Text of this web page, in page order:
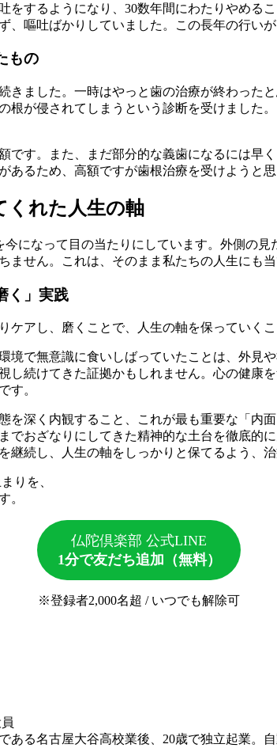
をするようになり、30数年間にわたりやめる
、嘔吐ばかりしていました。この長年の行い
もの
きました。一時はやっと歯の治療が終わった
根が侵されてしまうという診断を受けました
です。また、まだ部分的な義歯になるには早
あるため、高額ですが歯根治療を受けようと思
くれた人生の軸
今になって目の当たりにしています。外側の
ません。これは、そのまま私たちの人生にも
く」実践
ケアし、磨くことで、人生の軸を保っていく
境で無意識に食いしばっていたことは、外見
し続けてきた証拠かもしれません。心の健康
す。
を深く内観すること、これが最も重要な「内
でおざなりにしてきた精神的な土台を徹底的
継続し、人生の軸をしっかりと保てるよう、治
りを、
。
仏陀倶楽部 公式LINE
1分で友だち追加（無料）
※登録者2,000名超 / いつでも解除可
ある名古屋大谷高校業後、20歳で独立起業。